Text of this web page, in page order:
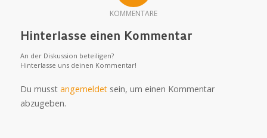
KOMMENTARE
Hinterlasse einen Kommentar
An der Diskussion beteiligen?
Hinterlasse uns deinen Kommentar!
Du musst angemeldetsein, um einen Kommentar
abzugeben.